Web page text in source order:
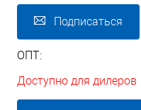
Подписаться
ОПТ:
Доступно для дилеров